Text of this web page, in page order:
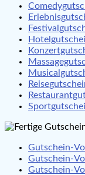
Gutschein-
Gutschein-
Gutschein-